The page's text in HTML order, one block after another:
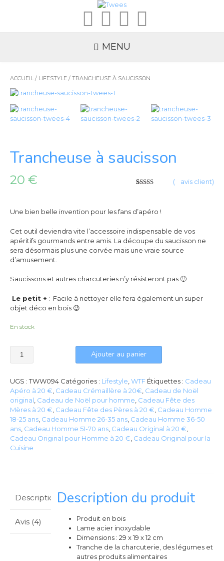
MENU
ACCUEIL / LIFESTYLE / TRANCHEUSE À SAUCISSON
Trancheuse à saucisson
( avis client)
20 €
Une bien belle invention pour les fans d’apéro !
Cet outil deviendra vite l’accessoire indispensable de vos
apéritifs gourmands entre amis. La découpe du saucisson ne
sera désormais plus une corvée mais une vraie source
d’amusement.
Saucissons et autres charcuteries n’y résisteront pas 🙂
Le petit + : Facile à nettoyer elle fera également un super
objet déco en bois 😉
En stock
Ajouter au panier
UGS :TWW094 Catégories : Lifestyle WTF Étiquettes : Cadeau
Apéro à 20 € Cadeau Crémaillère à 20€ Cadeau de Noël
original Cadeau de Noël pour homme Cadeau Fête des
Mères à 20 € Cadeau Fête des Pères à 20 € Cadeau Homme
18-25 ans Cadeau Homme 26-35 ans Cadeau Homme 36-50
ans Cadeau Homme 51-70 ans Cadeau Original à 20 €
Cadeau Original pour Homme à 20 € Cadeau Original pour la
Cuisine
Description
Avis (4)
Description du produit
Produit en bois
Lame acier inoxydable
Dimensions : 29 x 19 x 12 cm
Tranche de la charcuterie, des légumes et
autres produits alimentaires